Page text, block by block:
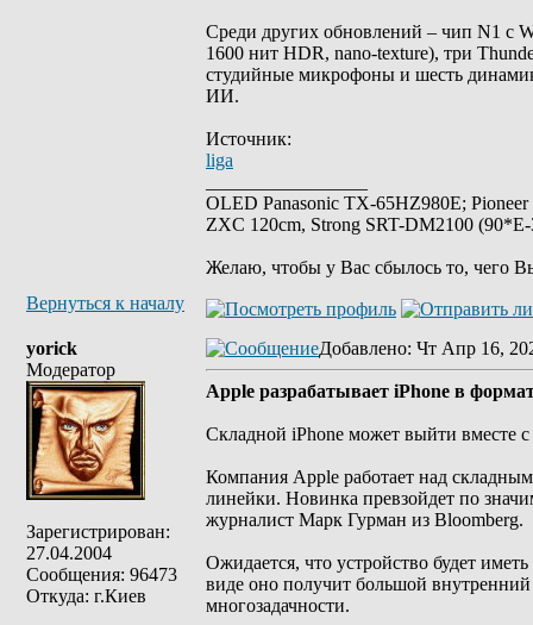
Среди других обновлений – чип N1 с
1600 нит HDR, nano-texture), три
студийные микрофоны и шесть
ИИ.
Источник:
liga
OLED Panasonic TX-65HZ980E;
ZXC 120cm, Strong SRT-DM2100
Желаю, чтобы у Вас сбылось то, чего
Вернуться к началу
yorick
Модератор
Зарегистрирован:
27.04.2004
Сообщения: 96473
Откуда: г.Киев
Добавлено: Чт Апр 16,
Apple разрабатывает iPhone в
Складной iPhone может выйти вместе
Компания Apple работает над
линейки. Новинка превзойдет по
журналист Марк Гурман из Bloomberg.
Ожидается, что устройство будет
виде оно получит большой
многозадачности.